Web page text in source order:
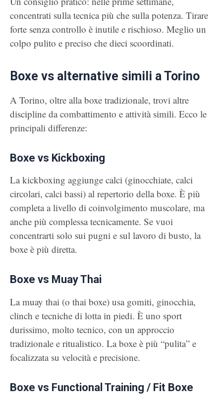
concentrati sulla tecnica più che sulla potenza. Tirare
forte senza controllo è inutile e rischioso. Meglio un
colpo pulito e preciso che dieci scoordinati.
Boxe vs alternative simili a Torino
A Torino, oltre alla boxe tradizionale, trovi altre
discipline da combattimento e attività simili. Ecco le
principali differenze:
Boxe vs Kickboxing
La kickboxing aggiunge calci (ginocchiate, calci
circolari, calci bassi) al repertorio della boxe. È più
completa a livello di coinvolgimento muscolare, ma
anche più complessa tecnicamente. Se vuoi
concentrarti solo sui pugni e sul lavoro di busto, la
boxe è più diretta.
Boxe vs Muay Thai
La muay thai (o thai boxe) usa gomiti, ginocchia,
clinch e tecniche di lotta in piedi. È uno sport
durissimo, molto tecnico, con un approccio
tradizionale e ritualistico. La boxe è più “pulita” e
focalizzata su velocità e precisione.
Boxe vs Functional Training / Fit Boxe